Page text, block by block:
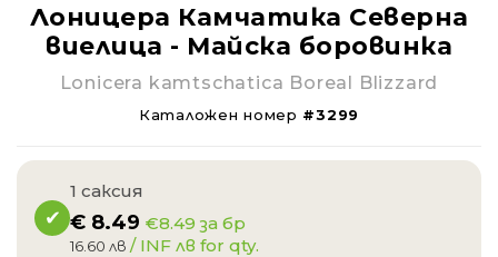
Лоницера Камчатика Северна
виелица - Майска боровинка
Lonicera kamtschatica Boreal Blizzard
Каталожен номер #3299
1 саксия
€ 8.49 €8.49 за бр
16.60 лв / INF лв for qty.